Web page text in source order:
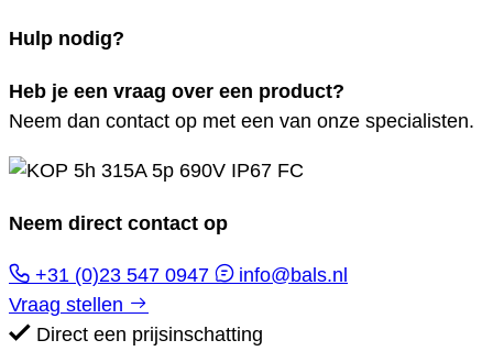
Hulp nodig?
Heb je een vraag over een product?
Neem dan contact op met een van onze specialisten.
Neem direct contact op
+31 (0)23 547 0947
info@bals.nl
Vraag stellen
Direct een prijsinschatting